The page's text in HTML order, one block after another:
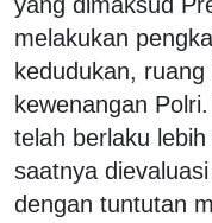
melakukan
kedudukan,
kewenangan
telah berlaku
saatnya
dengan tuntutan